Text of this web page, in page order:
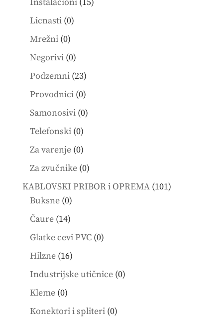
Instalacioni 15
Licnasti 00
Mrežni 00
products
Negorivi 00
products
Podzemni 2323
products
Provodnici 00
products
Samonosivi 00
Telefonski 00
products
Za varenje 00
products
Za zvučnike 00
products
KABLOVSKI PRIBOR i OPREMA 101101
Buksne 00
products
Čaure 1414
products
Glatke cevi PVC 00
Hilzne 1616
products
Industrijske utičnice 00
Kleme 00
products
Konektori i spliteri 00